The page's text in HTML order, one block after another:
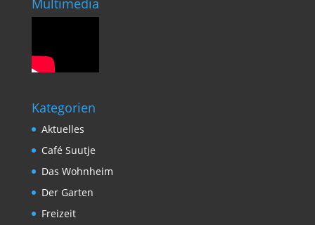
Multimedia
Kategorien
Aktuelles
Café Suutje
Das Wohnheim
Der Garten
Freizeit